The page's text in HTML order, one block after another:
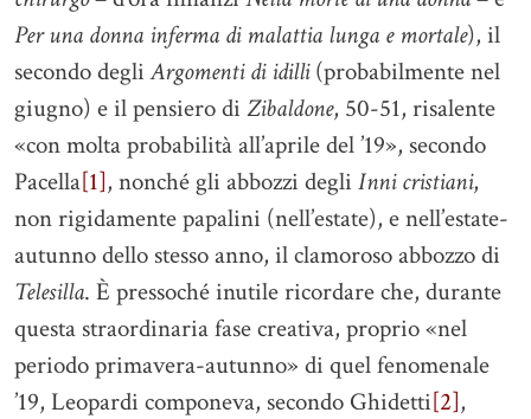
Per una donna inferma di malattia lunga e mortale), il
secondo degliArgomenti di idilli(probabilmente nel
giugno) e il pensiero di Zibaldone, 50-51, risalente
«con molta probabilità all’aprile del ’19», secondo
Pacella[1], nonché gli abbozzi degli Inni cristiani,
non rigidamente papalini (nell’estate), e nell’estate-
autunno dello stesso anno, il clamoroso abbozzo di
Telesilla. È pressoché inutile ricordare che, durante
questa straordinaria fase creativa, proprio «nel
periodo primavera-autunno» di quel fenomenale
’19, Leopardi componeva, secondo Ghidetti[2],